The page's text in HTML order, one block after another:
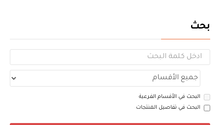
بحث
البحث في الأقسام الفرعية
البحث في تفاصيل المنتجات